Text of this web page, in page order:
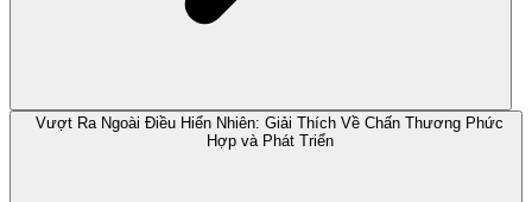
Vượt Ra Ngoài Điều Hiển Nhiên: Giải Thích Về Chấn Thương Phức
Hợp và Phát Triển